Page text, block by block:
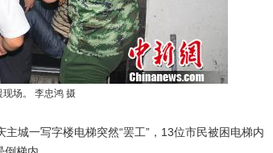
场。 李忠鸿 摄
一写字楼电梯突然“罢工”，13位市民被困电梯内